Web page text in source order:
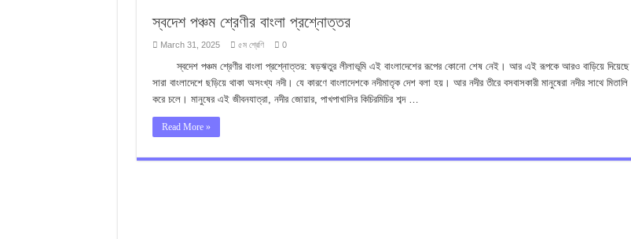
স্বদেশ পঞ্চম শ্রেণীর বাংলা প্রশ্নোত্তর
March 31, 2025 ৫ম শ্রেণি 0
স্বদেশ পঞ্চম শ্রেণীর বাংলা প্রশ্নোত্তর: ষড়ঋতুর লীলাভূমি এই বাংলাদেশের রূপের কোনো শেষ নেই। আর এই রূপকে আরও বাড়িয়ে দিয়েছে
সারা বাংলাদেশে ছড়িয়ে থাকা অসংখ্য নদী। যে কারণে বাংলাদেশকে নদীমাতৃক দেশ বলা হয়। আর নদীর তীরে বসবাসকারী মানুষেরা নদীর সাথে মিতালি
করে চলে। মানুষের এই জীবনযাত্রা, নদীর জোয়ার, পাখপাখালির কিচিরমিচির শব্দ …
Read More »